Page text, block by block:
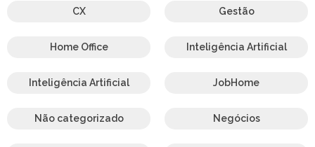
CX Gestão
Home Office Inteligência Artificial
Inteligência Artificial JobHome
Não categorizado Negócios